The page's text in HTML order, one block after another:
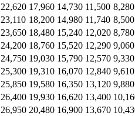
22,620 17,960 14,730 11,500 8,280
23,110 18,200 14,980 11,740 8,500
23,650 18,480 15,240 12,020 8,780
24,200 18,760 15,520 12,290 9,060
24,750 19,030 15,790 12,570 9,330
25,300 19,310 16,070 12,840 9,610
25,850 19,580 16,350 13,120 9,880
26,400 19,930 16,620 13,400
26,950 20,480 16,900 13,670